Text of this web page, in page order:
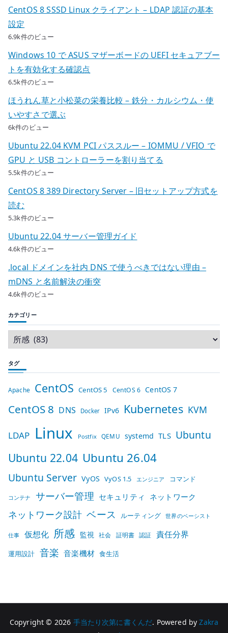
CentOS 8 SSSD Linux クライアント – LDAP 認証の基本
設定
6.9k件のビュー
Windows 10 で ASUS マザーボードの UEFI セキュアブー
トを有効化する確認点
6.5k件のビュー
ほうれん草と小松菜の栄養比較 – 鉄分・カルシウム・使
いやすさで選ぶ
6k件のビュー
Ubuntu 22.04 KVM PCI パススルー – IOMMU / VFIO で
GPU と USB コントローラーを割り当てる
5.5k件のビュー
CentOS 8 389 Directory Server – 旧セットアップ方式を
読む
5.3k件のビュー
Ubuntu 22.04 サーバー管理ガイド
4.6k件のビュー
.local ドメインを社内 DNS で使うべきではない理由 –
mDNS と名前解決の衝突
4.6k件のビュー
カテゴリー
タグ
Apache CentOS CentOS 5 CentOS 6 CentOS 7
CentOS 8 DNS Docker IPv6 Kubernetes KVM
LDAP Linux Postfix QEMU systemd TLS Ubuntu
Ubuntu 22.04 Ubuntu 26.04
Ubuntu Server VyOS VyOS 1.5 エンジニア コマンド
コンテナ サーバー管理 セキュリティ ネットワーク
ネットワーク設計 ベース ルーティング 世界のベーシスト
仕事 仮想化 所感 監視 社会 証明書 認証 責任分界
運用設計 音楽 音楽機材 食生活
Copyright © 2026 手当たり次第に書くんだ. Powered byZakra